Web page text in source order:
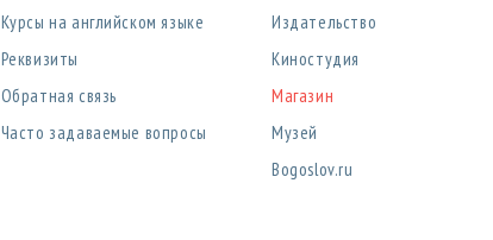
Курсы на английском языке
Реквизиты
Обратная связь
Часто задаваемые вопросы
Издательство
Киностудия
Магазин
Музей
Bogoslov.ru